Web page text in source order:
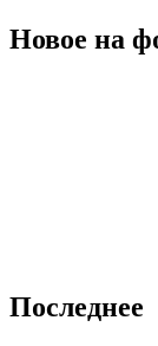
Новое на
Последнее